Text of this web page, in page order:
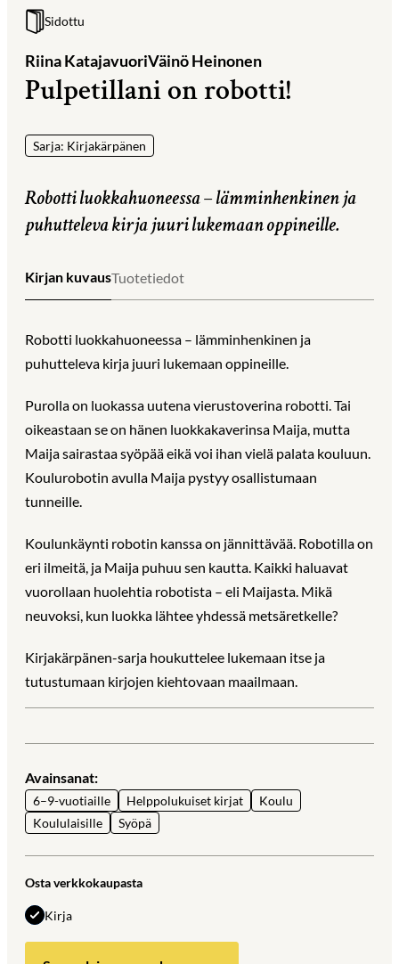
Sidottu
Riina KatajavuoriVäinö Heinonen
Pulpetillani on robotti!
Sarja: Kirjakärpänen
Robotti luokkahuoneessa – lämminhenkinen ja
puhutteleva kirja juuri lukemaan oppineille.
Kirjan kuvausTuotetiedot
Robotti luokkahuoneessa – lämminhenkinen ja
puhutteleva kirja juuri lukemaan oppineille.
Purolla on luokassa uutena vierustoverina robotti. Tai
oikeastaan se on hänen luokkakaverinsa Maija, mutta
Maija sairastaa syöpää eikä voi ihan vielä palata kouluun.
Koulurobotin avulla Maija pystyy osallistumaan
tunneille.
Koulunkäynti robotin kanssa on jännittävää. Robotilla on
eri ilmeitä, ja Maija puhuu sen kautta. Kaikki haluavat
vuorollaan huolehtia robotista – eli Maijasta. Mikä
neuvoksi, kun luokka lähtee yhdessä metsäretkelle?
Kirjakärpänen-sarja houkuttelee lukemaan itse ja
tutustumaan kirjojen kiehtovaan maailmaan.
Avainsanat:
6–9-vuotiaille Helppolukuiset kirjat
Koulu
Koululaisille
Syöpä
Osta verkkokaupasta
Kirja